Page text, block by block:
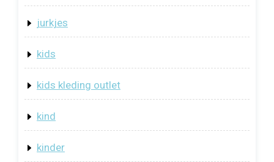
jurkjes
kids
kids kleding outlet
kind
kinder